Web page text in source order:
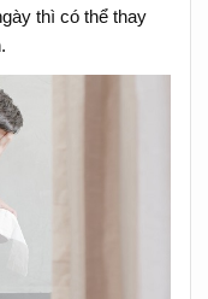
thì có thể thay